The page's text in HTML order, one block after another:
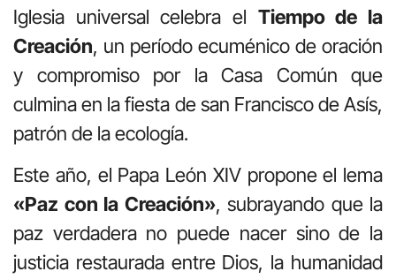
Iglesia universal celebra el Tiempo de la
Creación, un período ecuménico de oración
y compromiso por la Casa Común que
culmina en la fiesta de san Francisco de Asís,
patrón de la ecología.
Este año, el Papa León XIV propone el lema
«Paz con la Creación», subrayando que la
paz verdadera no puede nacer sino de la
justicia restaurada entre Dios, la humanidad